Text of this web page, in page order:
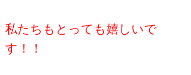
私たちもとっても嬉しいで
す！！